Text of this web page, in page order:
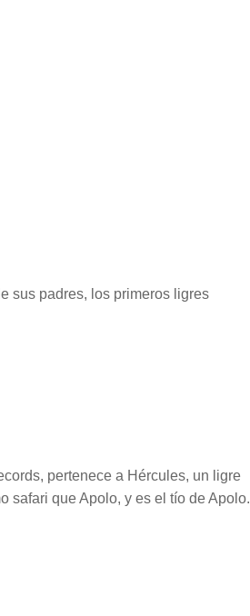
sus padres, los primeros ligres
pertenece a Hércules, un ligre
safari que Apolo, y es el tío de Apolo.